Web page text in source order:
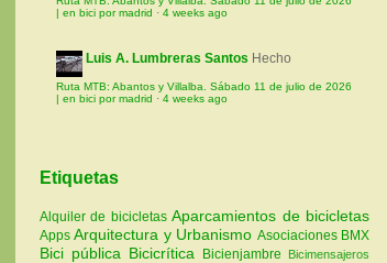
| en bici por madrid · 4 weeks ago
Luis A. Lumbreras Santos Hecho
Ruta MTB: Abantos y Villalba. Sábado 11 de julio de 2026
| en bici por madrid · 4 weeks ago
Etiquetas
Alquiler de bicicletasAparcamientos de bicicletas
AppsArquitectura y Urbanismo Asociaciones BMX
Bici pública Bicicrítica Bicienjambre Bicimensajeros